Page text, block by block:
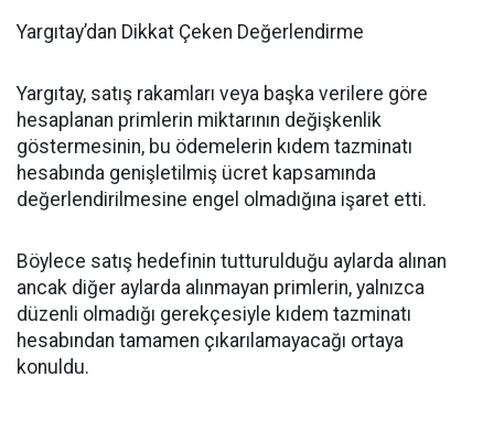
Yargıtay’dan Dikkat Çeken Değerlendirme
Yargıtay, satış rakamları veya başka verilere göre
hesaplanan primlerin miktarının değişkenlik
göstermesinin, bu ödemelerin kıdem tazminatı
hesabında genişletilmiş ücret kapsamında
değerlendirilmesine engel olmadığına işaret etti.
Böylece satış hedefinin tutturulduğu aylarda alınan
ancak diğer aylarda alınmayan primlerin, yalnızca
düzenli olmadığı gerekçesiyle kıdem tazminatı
hesabından tamamen çıkarılamayacağı ortaya
konuldu.